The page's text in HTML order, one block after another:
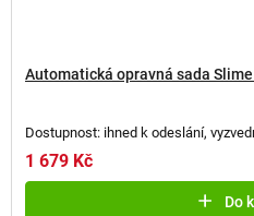
Automatická opravná sada
Dostupnost: ihned k odeslání,
(2 ks)
1 679 Kč
Do